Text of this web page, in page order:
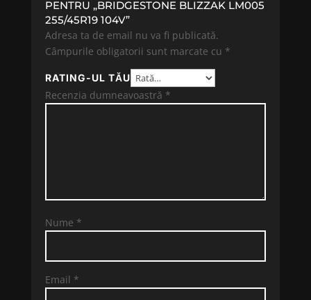
PENTRU „BRIDGESTONE BLIZZAK LM005
255/45R19 104V”
Adresa ta de email nu va fi publicată.
Câmpurile obligatorii sunt marcate cu *
RATING-UL TĂU
Recenzia dumneavoastră *
Nume *
Email *